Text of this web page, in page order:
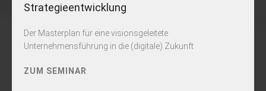
Strategieentwicklung
Der Masterplan für eine visionsgeleitete
Unternehmensführung in die (digitale) Zukunft
ZUM SEMINAR